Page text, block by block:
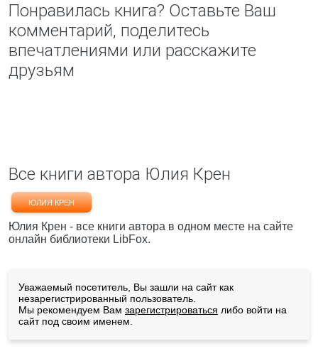
Понравилась книга? Оставьте Ваш
комментарий, поделитесь
впечатлениями или расскажите
друзьям
Все книги автора Юлия Крен
ЮЛИЯ КРЕН
Юлия Крен - все книги автора в одном месте на сайте
онлайн библиотеки LibFox.
Уважаемый посетитель, Вы зашли на сайт как
незарегистрированный пользователь.
Мы рекомендуем Вам зарегистрироваться либо войти на
сайт под своим именем.